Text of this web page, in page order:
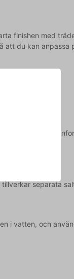
finishen med
att du kan
för ytterligare
separata
i vatten, och